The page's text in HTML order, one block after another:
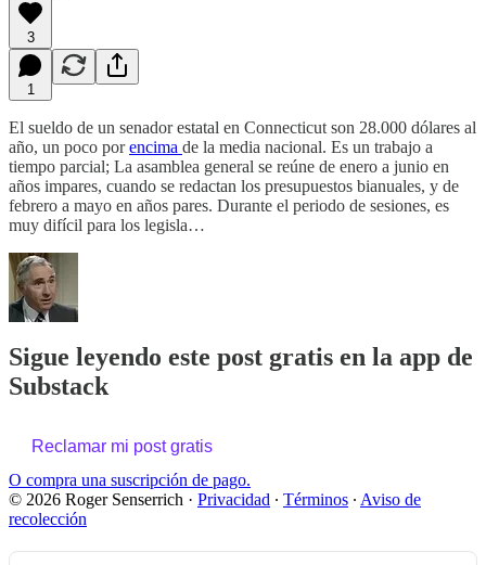
3
1
El sueldo de un senador estatal en Connecticut son 28.000 dólares al
año, un poco porencima de la media nacional. Es un trabajo a
tiempo parcial; La asamblea general se reúne de enero a junio en
años impares, cuando se redactan los presupuestos bianuales, y de
febrero a mayo en años pares. Durante el periodo de sesiones, es
muy difícil para los legisla…
Sigue leyendo este post gratis en la app de
Substack
Reclamar mi post gratis
O compra una suscripción de pago.
© 2026 Roger Senserrich · Privacidad ∙ Términos ∙ Aviso de
recolección